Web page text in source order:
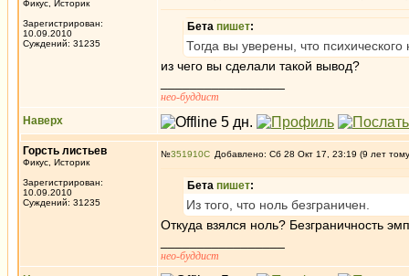
Фикус, Историк
Зарегистрирован:
10.09.2010
Суждений: 31235
Бета пишет:
Тогда вы уверены, что психического
из чего вы сделали такой вывод?
нео-буддист
Наверх
Горсть листьев
Фикус, Историк
Зарегистрирован:
10.09.2010
Суждений: 31235
№351910 Добавлено: Сб 28 Окт 17, 23:19 (9 лет
Бета пишет:
Из того, что ноль безграничен.
Откуда взялся ноль? Безграничность
нео-буддист